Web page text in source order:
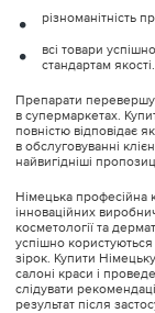
різноманітність
всі товари
стандартам якості.
Препарати
в супермаркетах.
повністю відповідає
в обслуговуванні
найвигідніші
Німецька професійна
інноваційних
косметології та
успішно користуються
зірок. Купити Німецьку
салоні краси і
слідувати
результат після